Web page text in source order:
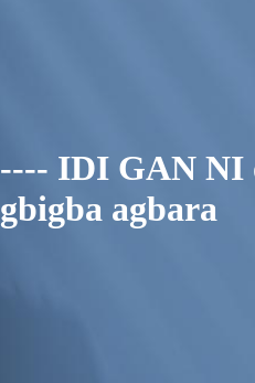
---- IDI GAN NI
gbigba agbara